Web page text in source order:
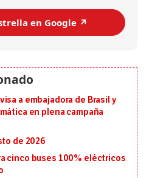
en Google ↗️
a embajadora de Brasil y
en plena campaña
de 2026
cinco buses 100% eléctricos